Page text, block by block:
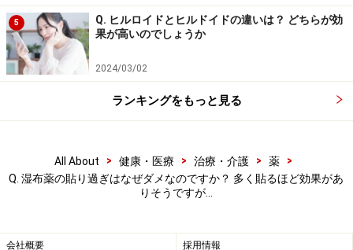
5
Q. ヒルロイドとヒルドイドの違いは？ どちらが効
果が高いのでしょうか
2024/03/02
ランキングをもっと見る
All About > 健康・医療 > 治療・介護 > 薬
>
Q. 湿布薬の貼り過ぎはなぜダメなのですか？ 多く貼るほど効果があ
りそうですが…
会社概要 採用情報